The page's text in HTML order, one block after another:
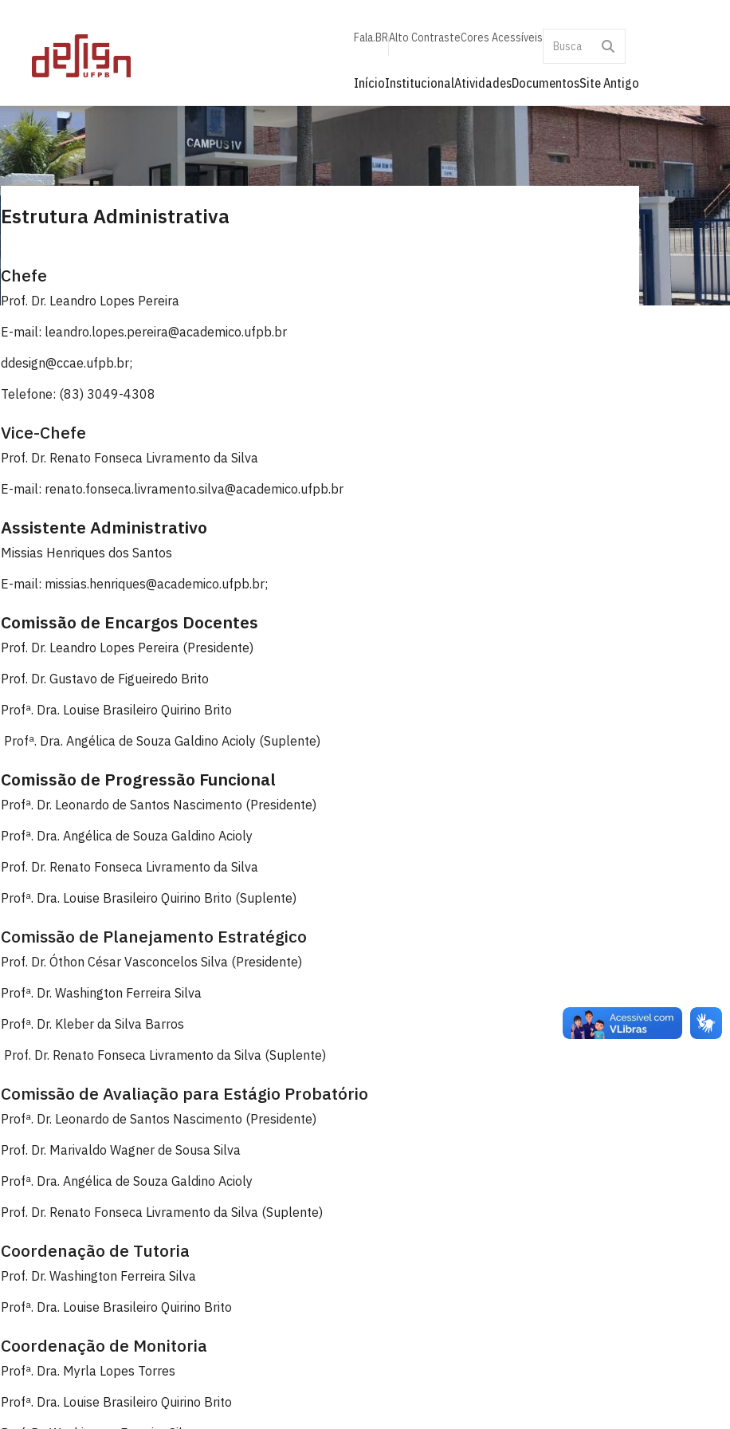
Fala.BRAlto ContrasteCores Acessíveis
InícioInstitucionalAtividadesDocumentosSite Antigo
Estrutura Administrativa
Chefe
Prof. Dr. Leandro Lopes Pereira
E-mail: leandro.lopes.pereira@academico.ufpb.br
ddesign@ccae.ufpb.br;
Telefone: (83) 3049-4308
Vice-Chefe
Prof. Dr. Renato Fonseca Livramento da Silva
E-mail: renato.fonseca.livramento.silva@academico.ufpb.br
Assistente Administrativo
Missias Henriques dos Santos
E-mail: missias.henriques@academico.ufpb.br;
Comissão de Encargos Docentes
Prof. Dr. Leandro Lopes Pereira (Presidente)
Prof. Dr. Gustavo de Figueiredo Brito
Profª. Dra. Louise Brasileiro Quirino Brito
Profª. Dra. Angélica de Souza Galdino Acioly (Suplente)
Comissão de Progressão Funcional
Profª. Dr. Leonardo de Santos Nascimento (Presidente)
Profª. Dra. Angélica de Souza Galdino Acioly
Prof. Dr. Renato Fonseca Livramento da Silva
Profª. Dra. Louise Brasileiro Quirino Brito (Suplente)
Comissão de Planejamento Estratégico
Prof. Dr. Óthon César Vasconcelos Silva (Presidente)
Profª. Dr. Washington Ferreira Silva
Profª. Dr. Kleber da Silva Barros
Prof. Dr. Renato Fonseca Livramento da Silva (Suplente)
Comissão de Avaliação para Estágio Probatório
Profª. Dr. Leonardo de Santos Nascimento (Presidente)
Prof. Dr. Marivaldo Wagner de Sousa Silva
Profª. Dra. Angélica de Souza Galdino Acioly
Prof. Dr. Renato Fonseca Livramento da Silva (Suplente)
Coordenação de Tutoria
Prof. Dr. Washington Ferreira Silva
Profª. Dra. Louise Brasileiro Quirino Brito
Coordenação de Monitoria
Profª. Dra. Myrla Lopes Torres
Profª. Dra. Louise Brasileiro Quirino Brito